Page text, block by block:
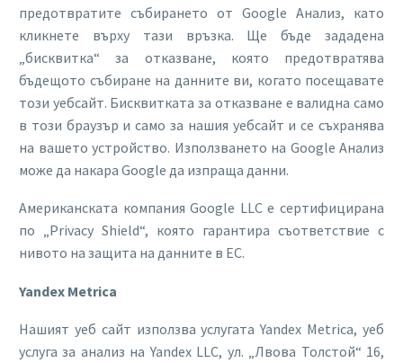
предотвратите събирането от Google Анализ, като
кликнете върху тази връзка. Ще бъде зададена
„бисквитка“ за отказване, която предотвратява
бъдещото събиране на данните ви, когато посещавате
този уебсайт. Бисквитката за отказване е валидна само
в този браузър и само за нашия уебсайт и се съхранява
на вашето устройство. Използването на Google Анализ
може да накара Google да изпраща данни.
Американската компания Google LLC е сертифицирана
по „Privacy Shield“, която гарантира съответствие с
нивото на защита на данните в ЕС.
Yandex Metrica
Нашият уеб сайт използва услугата Yandex Metrica, уеб
услуга за анализ на Yandex LLC, ул. „Лвова Толстой“ 16,